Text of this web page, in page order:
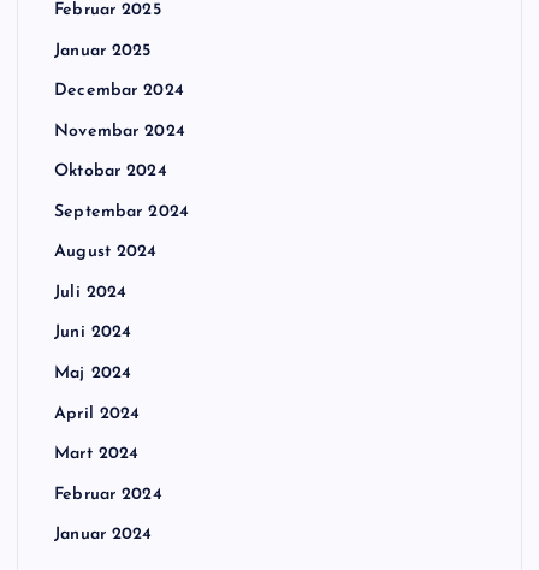
Februar 2025
Januar 2025
Decembar 2024
Novembar 2024
Oktobar 2024
Septembar 2024
August 2024
Juli 2024
Juni 2024
Maj 2024
April 2024
Mart 2024
Februar 2024
Januar 2024